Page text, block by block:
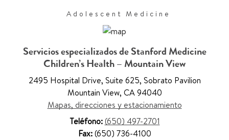
Adolescent Medicine
Servicios especializados de Stanford Medicine
Children’s Health – Mountain View
2495 Hospital Drive, Suite 625, Sobrato Pavilion
Mountain View, CA 94040
Mapas, direcciones y estacionamiento
Teléfono:(650) 497-2701
Fax:(650) 736-4100